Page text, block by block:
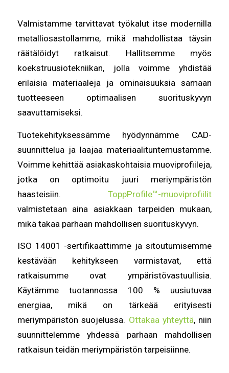
Valmistamme tarvittavat työkalut itse modernilla
metalliosastollamme, mikä mahdollistaa täysin
räätälöidyt ratkaisut. Hallitsemme myös
koekstruusiotekniikan, jolla voimme yhdistää
erilaisia materiaaleja ja ominaisuuksia samaan
tuotteeseen optimaalisen suorituskyvyn
saavuttamiseksi.
Tuotekehityksessämme hyödynnämme CAD-
suunnittelua ja laajaa materiaalituntemustamme.
Voimme kehittää asiakaskohtaisia muoviprofiileja,
jotka on optimoitu juuri meriympäristön
haasteisiin.ToppProfile™-muoviprofiilit
valmistetaan aina asiakkaan tarpeiden mukaan,
mikä takaa parhaan mahdollisen suorituskyvyn.
ISO 14001 -sertifikaattimme ja sitoutumisemme
kestävään kehitykseen varmistavat, että
ratkaisumme ovat ympäristövastuullisia.
Käytämme tuotannossa 100 % uusiutuvaa
energiaa, mikä on tärkeää erityisesti
meriympäristön suojelussa. Ottakaa yhteyttä, niin
suunnittelemme yhdessä parhaan mahdollisen
ratkaisun teidän meriympäristön tarpeisiinne.